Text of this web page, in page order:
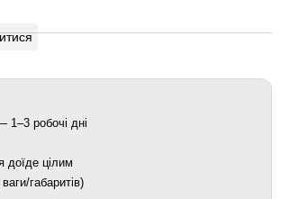
1–3 робочі дні
доїде цілим
габаритів)